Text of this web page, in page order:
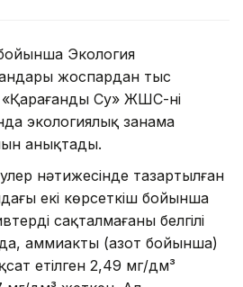
Экология
жоспардан тыс
Су» ЖШС-нің
экологиялық заңнама
анықтады.
нәтижесінде тазартылған
екі көрсеткіш бойынша
сақталмағаны белгілі
аммиактың (азот бойынша)
етілген 2,49 мг/дм³